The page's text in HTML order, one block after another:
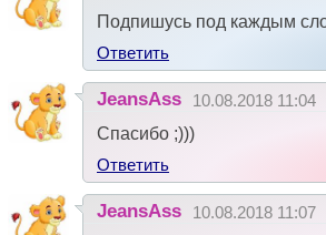
Подпишусь под каждым
Ответить
JeansAss 10.08.2018 11:04
Спасибо ;)))
Ответить
JeansAss 10.08.2018 11:07